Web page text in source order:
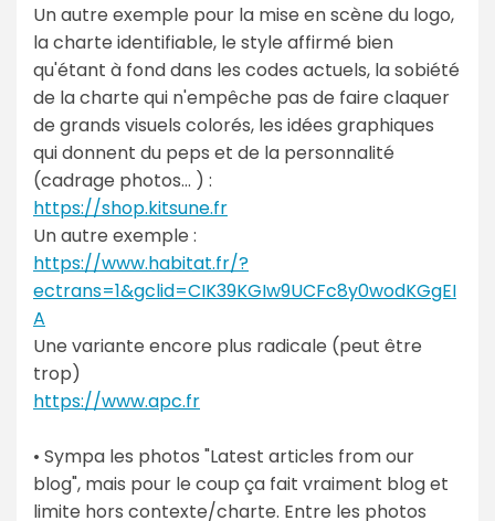
Un autre exemple pour la mise en scène du logo,
la charte identifiable, le style affirmé bien
qu'étant à fond dans les codes actuels, la sobiété
de la charte qui n'empêche pas de faire claquer
de grands visuels colorés, les idées graphiques
qui donnent du peps et de la personnalité
(cadrage photos… ) :
https://shop.kitsune.fr
Un autre exemple :
https://www.habitat.fr/?
ectrans=1&gclid=CIK39KGIw9UCFc8y0wodKGgEI
A
Une variante encore plus radicale (peut être
trop)
https://www.apc.fr
• Sympa les photos "Latest articles from our
blog", mais pour le coup ça fait vraiment blog et
limite hors contexte/charte. Entre les photos